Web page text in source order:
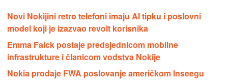
Novi Nokijini retro telefoni imaju AI tipku i poslovni
model koji je izazvao revolt korisnika
Emma Falck postaje predsjednicom mobilne
infrastrukture i članicom vodstva Nokije
Nokia prodaje FWA poslovanje američkom Inseegu